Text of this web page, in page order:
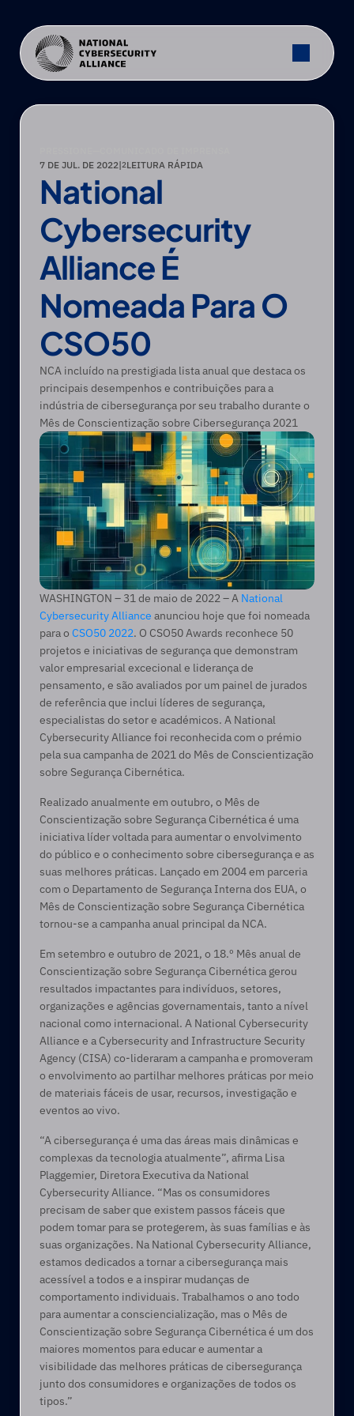
7 DE JUL. DE 2022|2LEITURA RÁPIDA
National
Cybersecurity
Alliance É
Nomeada Para O
CSO50
NCA incluído na prestigiada lista anual que destaca os
principais desempenhos e contribuições para a
indústria de cibersegurança por seu trabalho durante o
Mês de Conscientização sobre Cibersegurança 2021
WASHINGTON – 31 de maio de 2022 – A National
Cybersecurity Alliance anunciou hoje que foi nomeada
para o CSO50 2022. O CSO50 Awards reconhece 50
projetos e iniciativas de segurança que demonstram
valor empresarial excecional e liderança de
pensamento, e são avaliados por um painel de jurados
de referência que inclui líderes de segurança,
especialistas do setor e académicos. A National
Cybersecurity Alliance foi reconhecida com o prémio
pela sua campanha de 2021 do Mês de Conscientização
sobre Segurança Cibernética.
Realizado anualmente em outubro, o Mês de
Conscientização sobre Segurança Cibernética é uma
iniciativa líder voltada para aumentar o envolvimento
do público e o conhecimento sobre cibersegurança e as
suas melhores práticas. Lançado em 2004 em parceria
com o Departamento de Segurança Interna dos EUA, o
Mês de Conscientização sobre Segurança Cibernética
tornou-se a campanha anual principal da NCA.
Em setembro e outubro de 2021, o 18.º Mês anual de
Conscientização sobre Segurança Cibernética gerou
resultados impactantes para indivíduos, setores,
organizações e agências governamentais, tanto a nível
nacional como internacional. A National Cybersecurity
Alliance e a Cybersecurity and Infrastructure Security
Agency (CISA) co-lideraram a campanha e promoveram
o envolvimento ao partilhar melhores práticas por meio
de materiais fáceis de usar, recursos, investigação e
eventos ao vivo.
“A cibersegurança é uma das áreas mais dinâmicas e
complexas da tecnologia atualmente”, afirma Lisa
Plaggemier, Diretora Executiva da National
Cybersecurity Alliance. “Mas os consumidores
precisam de saber que existem passos fáceis que
podem tomar para se protegerem, às suas famílias e às
suas organizações. Na National Cybersecurity Alliance,
estamos dedicados a tornar a cibersegurança mais
acessível a todos e a inspirar mudanças de
comportamento individuais. Trabalhamos o ano todo
para aumentar a consciencialização, mas o Mês de
Conscientização sobre Segurança Cibernética é um dos
maiores momentos para educar e aumentar a
visibilidade das melhores práticas de cibersegurança
junto dos consumidores e organizações de todos os
tipos.”